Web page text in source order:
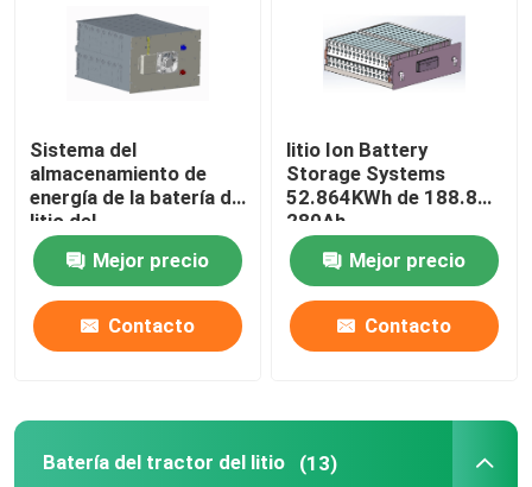
Productos
Batería de litio del yate
Batería de litio del almacenamiento de energía
Batería del tractor del litio
Batería del cargador
Sistema del
almacenamiento de
energía de la batería de
litio del
almacenamiento de
energía 16S1P
51.2V280Ah
14.336KWh
Mejor precio
Contacto
litio Ion Battery
Storage Systems
52.864KWh de 188.8V
280Ah
Mejor precio
Contacto
Batería del tractor del litio (13)